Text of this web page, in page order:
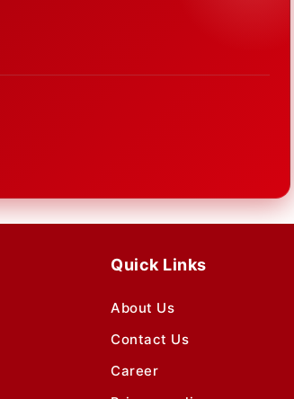
Quick Links
About Us
Contact Us
Career